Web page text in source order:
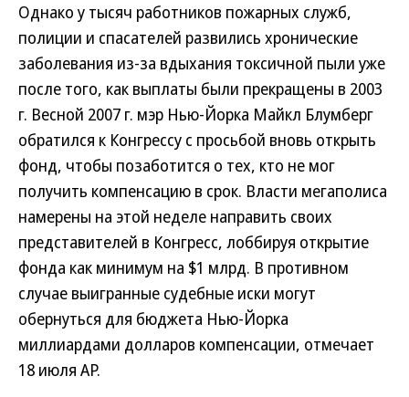
Однако у тысяч работников пожарных служб,
полиции и спасателей развились хронические
заболевания из-за вдыхания токсичной пыли уже
после того, как выплаты были прекращены в 2003
г. Весной 2007 г. мэр Нью-Йорка Майкл Блумберг
обратился к Конгрессу с просьбой вновь открыть
фонд, чтобы позаботится о тех, кто не мог
получить компенсацию в срок. Власти мегаполиса
намерены на этой неделе направить своих
представителей в Конгресс, лоббируя открытие
фонда как минимум на $1 млрд. В противном
случае выигранные судебные иски могут
обернуться для бюджета Нью-Йорка
миллиардами долларов компенсации, отмечает
18 июля АР.